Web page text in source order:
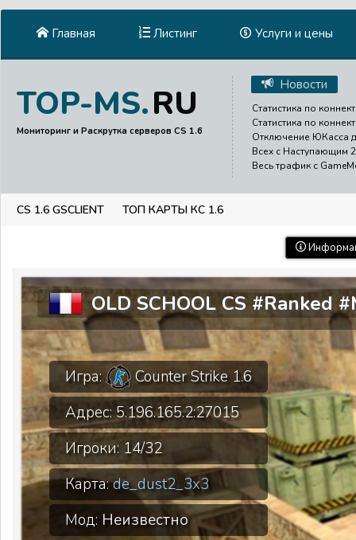
Главная Листинг Услуги и цены
TOP-MS.RU
Мониторинг и Раскрутка серверов CS 1.6
Новости
Статистика по
Статистика по
Отключение ЮКасса
Всех с Наступающим
Весь трафик с
CS 1.6 GSCLIENT ТОП КАРТЫ КС 1.6
OLD SCHOOL CS #Ranked
Игра:
Counter Strike 1.6
Адрес:5.196.165.2:27015
Игроки: 14/32
Карта:de_dust2_3x3
Мод: Неизвестно